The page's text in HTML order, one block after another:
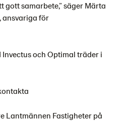
gott samarbete,” säger Märta
ansvariga för
och Optimal träder i
Lantmännen Fastigheter på